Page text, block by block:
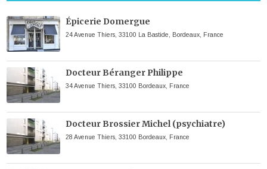
Épicerie Domergue
24 Avenue Thiers, 33100 La Bastide, Bordeaux, France
Docteur Béranger Philippe
34 Avenue Thiers, 33100 Bordeaux, France
Docteur Brossier Michel (psychiatre)
28 Avenue Thiers, 33100 Bordeaux, France